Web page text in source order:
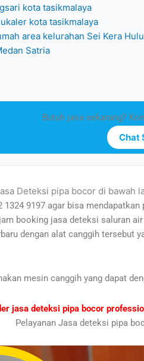
kota tasikmalaya
kota tasikmalaya
area kelurahan Sei Kera
Satria
Butuh jasa sekarang?
Chat
Deteksi pipa bocor di bawah
9197 agar bisa
booking jasa deteksi saluran
dengan alat canggih tersebut
mesin canggih yang dapat
jasa deteksi pipa bocor
Pelayanan Jasa deteksi pipa